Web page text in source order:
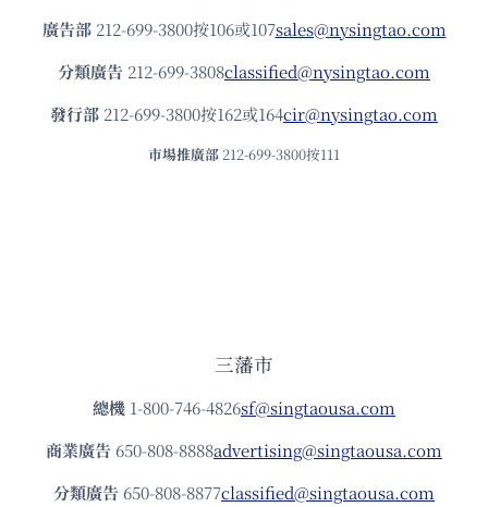
廣告部212-699-3800按106或107sales@nysingtao.com
分類廣告 212-699-3808classified@nysingtao.com
發⾏部 212-699-3800按162或164cir@nysingtao.com
市場推廣部 212-699-3800按111
三藩市
總機 1-800-746-4826sf@singtaousa.com
商業廣告 650-808-8888advertising@singtaousa.com
分類廣告 650-808-8877classified@singtaousa.com